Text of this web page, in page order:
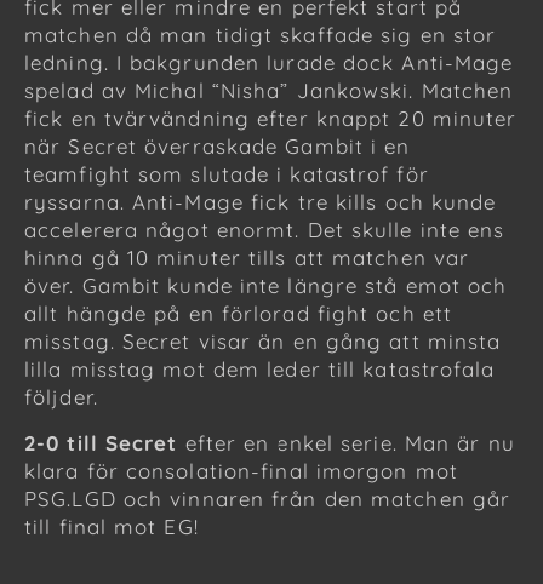
fick mer eller mindre en perfekt start på
matchen då man tidigt skaffade sig en stor
ledning. I bakgrunden lurade dock Anti-Mage
spelad av Michal “Nisha” Jankowski. Matchen
fick en tvärvändning efter knappt 20 minuter
när Secret överraskade Gambit i en
teamfight som slutade i katastrof för
ryssarna. Anti-Mage fick tre kills och kunde
accelerera något enormt. Det skulle inte ens
hinna gå 10 minuter tills att matchen var
över. Gambit kunde inte längre stå emot och
allt hängde på en förlorad fight och ett
misstag. Secret visar än en gång att minsta
lilla misstag mot dem leder till katastrofala
följder.
2-0 till Secret efter en enkel serie. Man är nu
klara för consolation-final imorgon mot
PSG.LGD och vinnaren från den matchen går
till final mot EG!